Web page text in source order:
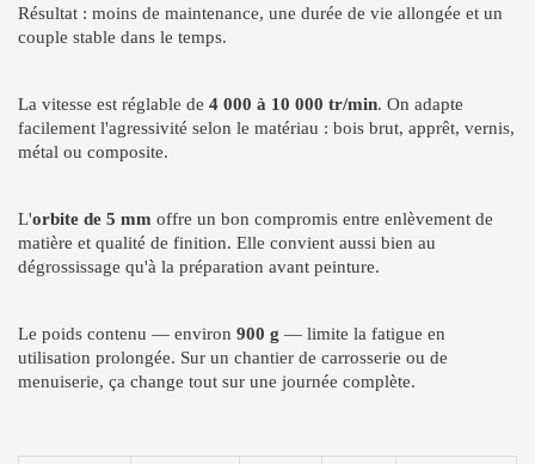
Résultat : moins de maintenance, une durée de vie allongée et un
couple stable dans le temps.
La vitesse est réglable de 4 000 à 10 000 tr/min. On adapte
facilement l'agressivité selon le matériau : bois brut, apprêt, vernis,
métal ou composite.
L'orbite de 5 mm offre un bon compromis entre enlèvement de
matière et qualité de finition. Elle convient aussi bien au
dégrossissage qu'à la préparation avant peinture.
Le poids contenu — environ 900 g — limite la fatigue en
utilisation prolongée. Sur un chantier de carrosserie ou de
menuiserie, ça change tout sur une journée complète.